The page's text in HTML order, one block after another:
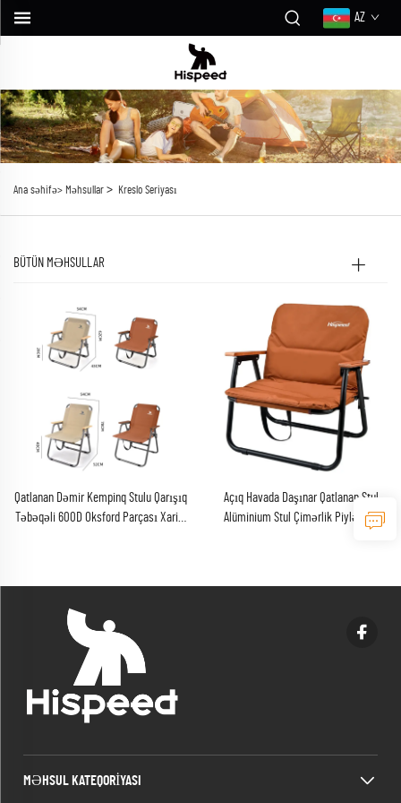
AZ
Ana səhifə> Məhsullar > Kreslo Seriyası
BÜTÜN MƏHSULLAR
Qatlanan Dəmir Kempinq Stulu Qarışıq
Təbəqəli 600D Oksford Parçası Xarici
Açıq Havada Daşınar Qatlanan Stul
Alüminium Stul Çimərlik Piylənmə
MƏHSUL KATEQORIYASI